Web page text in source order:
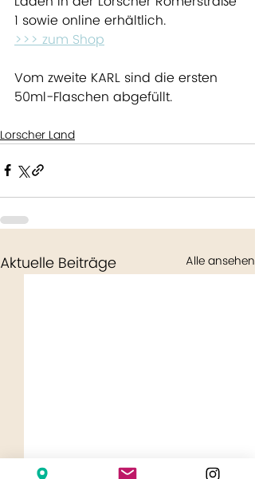
1 sowie online erhältlich.
>>> zum Shop
Vom zweite KARL sind die ersten
50ml-Flaschen abgefüllt.
Lorscher Land
Aktuelle Beiträge Alle ansehen